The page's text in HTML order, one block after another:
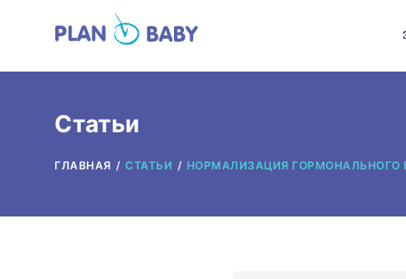
Статьи
ГЛАВНАЯ СТАТЬИ НОРМАЛИЗАЦИЯ